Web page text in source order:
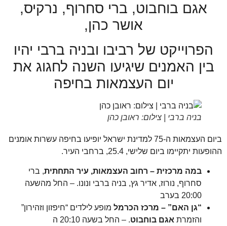
אגם בוחבוט, ברי סחרוף, נרקיס,
אושר כהן,
של רביבו ובניה ברבי יהיו
האמנים שיגיעו השנה לחגוג את
יום העצמאות בחיפה
בניה ברבי | צילום: ראובן כהן
ביום העצמאות ה-75 למדינת ישראל יופיעו בחיפה עשרות אומנים
יתקיימו ביום שלישי, 25.4, ברחבי העיר.
במה מרכזית – רחוב העצמאות, עיר התחתית, ברי
סחרוף, נורוז, אדיר גץ, בניה ברבי ונונו. – החל מהשעה
20:00 בערב
“גן האם” – מרכז הכרמלמופע לילדים “חיפזון וזהירון”
והזמרתאגם בוחבוט. – החל בשעה 20:10 ה